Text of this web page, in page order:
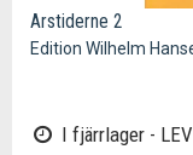
Arstiderne 2
Edition Wilhelm
I fjärrlager -